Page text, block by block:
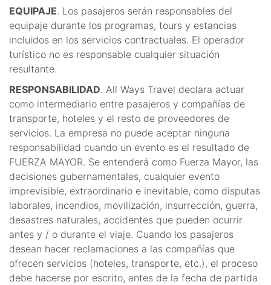
EQUIPAJE. Los pasajeros serán responsables del
equipaje durante los programas, tours y estancias
incluidos en los servicios contractuales. El operador
turístico no es responsable cualquier situación
resultante.
RESPONSABILIDAD. All Ways Travel declara actuar
como intermediario entre pasajeros y compañías de
transporte, hoteles y el resto de proveedores de
servicios. La empresa no puede aceptar ninguna
responsabilidad cuando un evento es el resultado de
FUERZA MAYOR. Se entenderá como Fuerza Mayor, las
decisiones gubernamentales, cualquier evento
imprevisible, extraordinario e inevitable, como disputas
laborales, incendios, movilización, insurrección, guerra,
desastres naturales, accidentes que pueden ocurrir
antes y / o durante el viaje. Cuando los pasajeros
desean hacer reclamaciones a las compañías que
ofrecen servicios (hoteles, transporte, etc.), el proceso
debe hacerse por escrito, antes de la fecha de partida